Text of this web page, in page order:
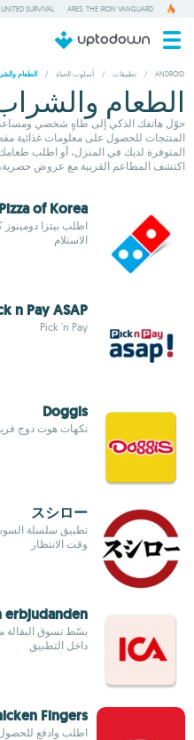
ARES: THE IRON VANGUARD
SURVIVAL
ANDROID
/ تطبيقات / أسلوب الحياة / الطعام
الطعام والشراب
حوّل هاتفك الذكي إلى طاهٍ شخصي ومساعد
المنتجات للحصول على معلومات غذائية
المتوفرة لديك في المنزل، أو اطلب
اكتشف المطاعم القريبة مع عروض
of Korea
اطلب بيتزا
الاستلام
n Pay ASAP!
Pick 'n Pay
Doggis
نكهات هوت دوج
スシロー
تطبيق سلسلة
وقت الانتظار
erbjudanden
بسّط تسوق البقالة
داخل التطبيق
Fingers
اطلب وادفع